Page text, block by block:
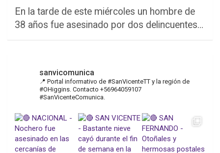
En la tarde de este miércoles un hombre de
38 años fue asesinado por dos delincuentes…
sanvicomunica
📍 Portal informativo de #SanVicenteTT y la región de
#OHiggins. Contacto +56964059107
#SanVicenteComunica.